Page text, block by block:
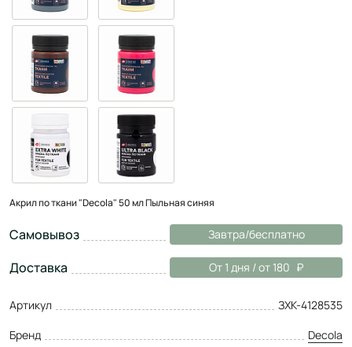
Акрил по ткани "Decola" 50 мл Пыльная синяя
Самовывоз Завтра/бесплатно
Доставка От 1 дня / от 180
Артикул
ЗХК-4128535
Бренд
Decola